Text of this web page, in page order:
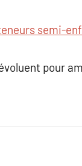
semi-
pour